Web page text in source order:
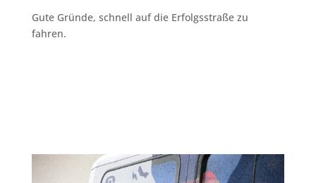
Gute Gründe, schnell auf die Erfolgsstraße zu
fahren.